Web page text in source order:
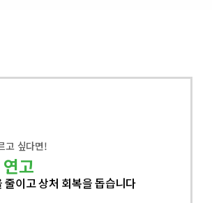
고 싶다면!
고
줄이고 상처 회복을 돕습니다